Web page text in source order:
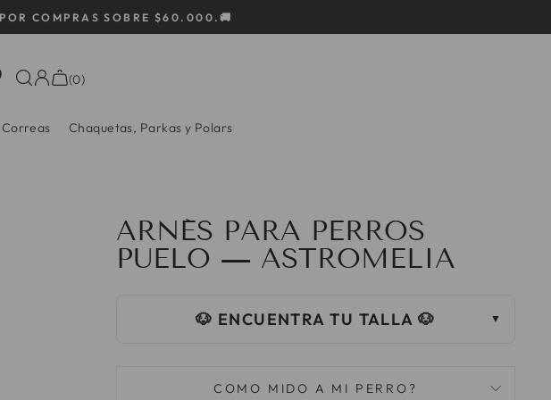
COMPRAS SOBRE $60.000.🚚
(0)
Correas Chaquetas, Parkas y Polars
ARNÉS PARA PERROS
PUELO — ASTROMELIA
🐶 ENCUENTRA TU TALLA 🐶
COMO MIDO A MI PERRO?